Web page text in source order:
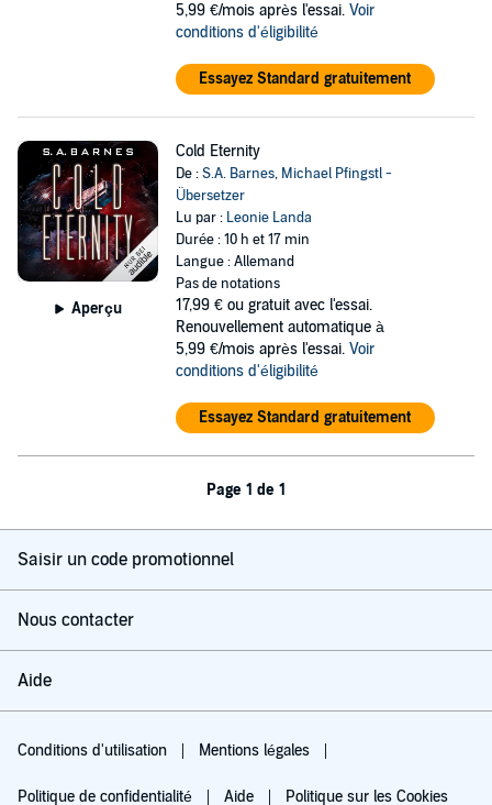
5,99 €/mois après l'essai. Voir
conditions d'éligibilité
Essayez Standard gratuitement
Aperçu
Cold Eternity
De :S.A. Barnes, Michael Pfingstl -
Übersetzer
Lu par : Leonie Landa
Durée : 10 h et 17 min
Langue : Allemand
Pas de notations
17,99 € ou gratuit avec l'essai.
Renouvellement automatique à
5,99 €/mois après l'essai. Voir
conditions d'éligibilité
Essayez Standard gratuitement
Page 1 de 1
Saisir un code promotionnel
Nous contacter
Aide
Conditions d'utilisation Mentions légales
Politique de confidentialité Aide Politique sur les Cookies